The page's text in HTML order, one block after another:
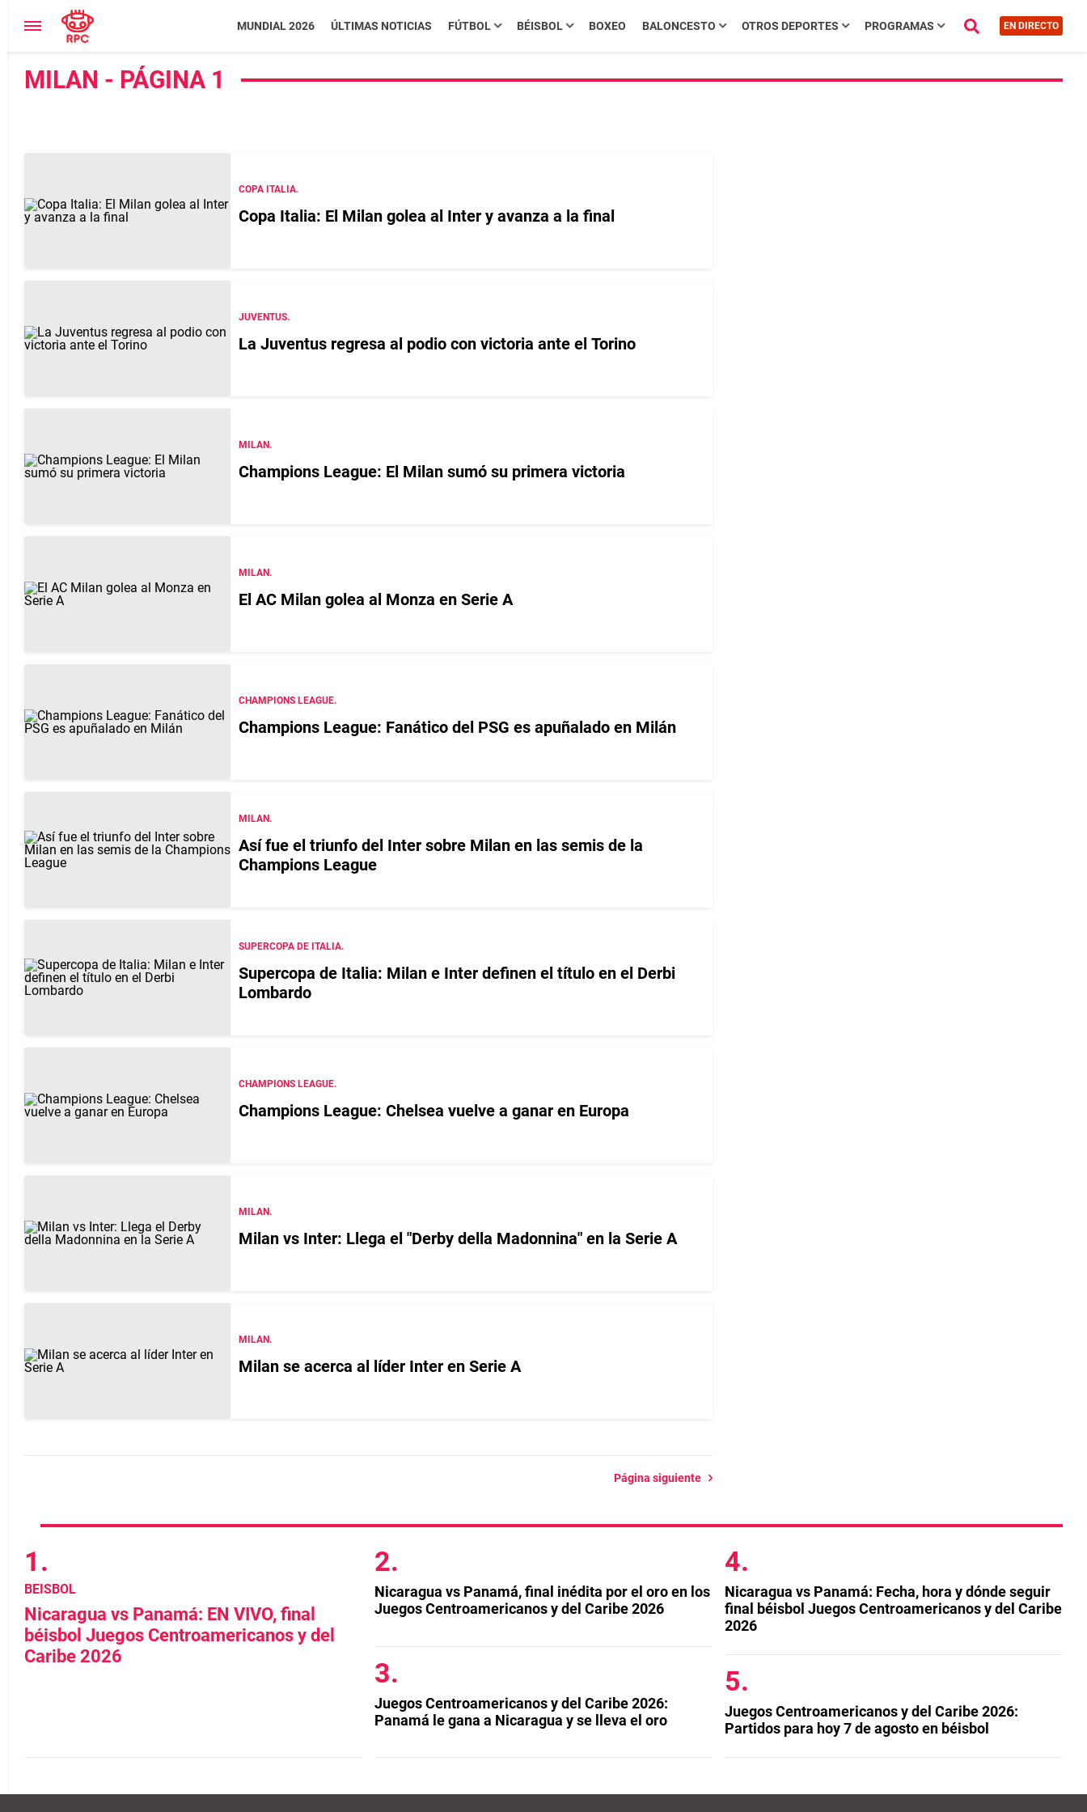
MUNDIAL 2026 ÚLTIMAS NOTICIAS FÚTBOL BÉISBOL BOXEO BALONCESTO OTROS DEPORTES PROGRAMAS EN DIRECTO
MILAN - PÁGINA 1
COPA ITALIA.
Copa Italia: El Milan golea al Inter y avanza a la final
JUVENTUS.
La Juventus regresa al podio con victoria ante el Torino
MILAN.
Champions League: El Milan sumó su primera victoria
MILAN.
El AC Milan golea al Monza en Serie A
CHAMPIONS LEAGUE.
Champions League: Fanático del PSG es apuñalado en Milán
MILAN.
Así fue el triunfo del Inter sobre Milan en las semis de la
Champions League
SUPERCOPA DE ITALIA.
Supercopa de Italia: Milan e Inter definen el título en el Derbi
Lombardo
CHAMPIONS LEAGUE.
Champions League: Chelsea vuelve a ganar en Europa
MILAN.
Milan vs Inter: Llega el "Derby della Madonnina" en la Serie A
MILAN.
Milan se acerca al líder Inter en Serie A
Página siguiente
BEISBOL
Nicaragua vs Panamá: EN VIVO, final
béisbol Juegos Centroamericanos y del
Caribe 2026
Nicaragua vs Panamá, final inédita por el oro en los
Juegos Centroamericanos y del Caribe 2026
Juegos Centroamericanos y del Caribe 2026:
Panamá le gana a Nicaragua y se lleva el oro
Nicaragua vs Panamá: Fecha, hora y dónde seguir
final béisbol Juegos Centroamericanos y del Caribe
2026
Juegos Centroamericanos y del Caribe 2026:
Partidos para hoy 7 de agosto en béisbol